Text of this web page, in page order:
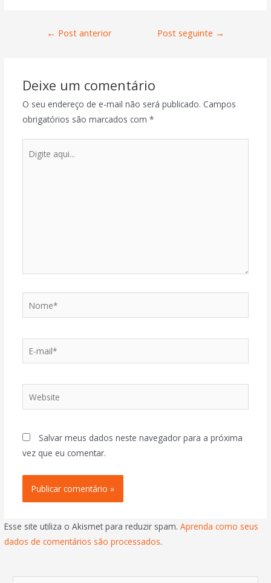
← Post anterior Post seguinte →
Deixe um comentário
O seu endereço de e-mail não será publicado. Campos
obrigatórios são marcados com *
Salvar meus dados neste navegador para a próxima
vez que eu comentar.
Esse site utiliza o Akismet para reduzir spam.Aprenda como seus
dados de comentários são processados.